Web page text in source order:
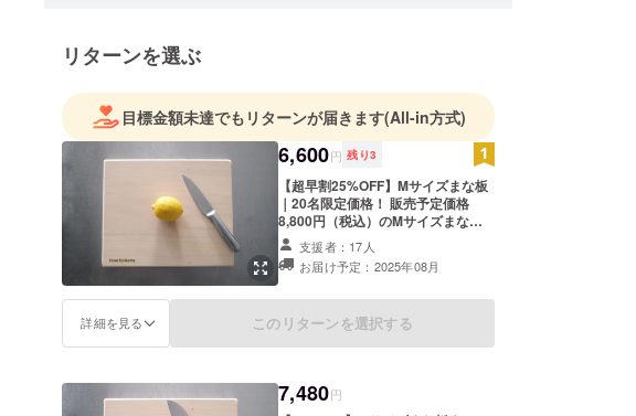
リターンを選ぶ
目標金額未達でもリターンが届きます(All-in方式)
6,600円 残り3
【超早割25%OFF】Mサイズまな板
｜20名限定価格！ 販売予定価格
8,800円（税込）のMサイズまな板
を、20名様限定で25%OFFの特別価
格でご提供します。この機会をどう
ぞお見逃しなく！ サイズ： 横30cm
に多少の個体差があります。 ※ご支
援に関するご注意と同意事項 ご入力
ス（お知らせ等）のご提供に利用い
支援者：17人
お届け予定：2025年08月
詳細を見る このリターンを選択する
7,480円